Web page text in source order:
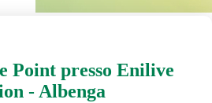
Point presso Enilive
- Albenga